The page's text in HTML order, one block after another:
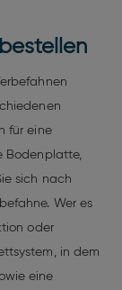
für eine
Bodenplatte,
sich nach
Wer es
oder
in dem
eine